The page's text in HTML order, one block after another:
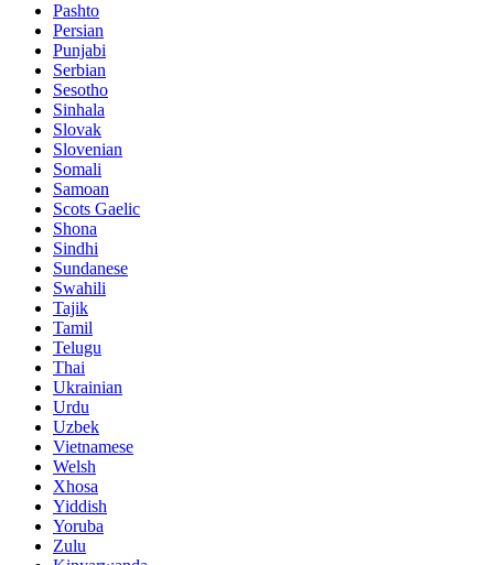
Pashto
Persian
Punjabi
Serbian
Sesotho
Sinhala
Slovak
Slovenian
Somali
Samoan
Scots Gaelic
Shona
Sindhi
Sundanese
Swahili
Tajik
Tamil
Telugu
Thai
Ukrainian
Urdu
Uzbek
Vietnamese
Welsh
Xhosa
Yiddish
Yoruba
Zulu